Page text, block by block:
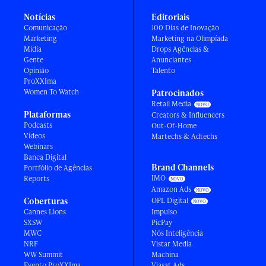
Notícias
Comunicação
Marketing
Mídia
Gente
Opinião
ProXXIma
Women To Watch
Plataformas
Podcasts
Vídeos
Webinars
Banca Digital
Portfólio de Agências
Reports
Coberturas
Cannes Lions
SXSW
MWC
NRF
WW Summit
Editoriais
100 Dias de Inovação
Marketing na Olimpíada
Drops Agências &
Anunciantes
Talento
Patrocinados
Retail Media
Creators & Influencers
Out-Of-Home
Martechs & Adtechs
Brand Channels
IMO
Amazon Ads
OPL Digital
Impulso
PicPay
Nós Inteligência
Vistar Media
Machina